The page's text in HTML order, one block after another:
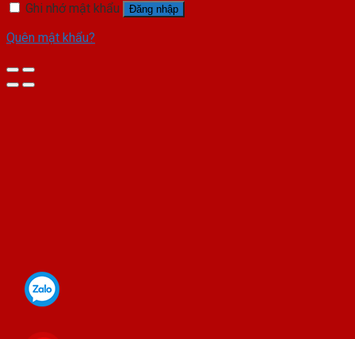
Ghi nhớ mật khẩu
Đăng nhập
Quên mật khẩu?